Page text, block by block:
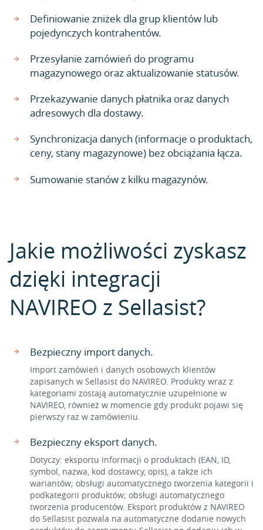
Definiowanie zniżek dla grup klientów lub
pojedynczych kontrahentów.
Przesyłanie zamówień do programu
magazynowego oraz aktualizowanie statusów.
Przekazywanie danych płatnika oraz danych
adresowych dla dostawy.
Synchronizacja danych (informacje o produktach,
ceny, stany magazynowe) bez obciążania łącza.
Sumowanie stanów z kilku magazynów.
Jakie możliwości zyskasz
dzięki integracji
NAVIREO z Sellasist?
Bezpieczny import danych.
Import zamówień i danych osobowych klientów
zapisanych w Sellasist do NAVIREO. Produkty wraz z
kategoriami zostają automatycznie uzupełnione w
NAVIREO, również w momencie gdy produkt pojawi się
pierwszy raz w zamówieniu.
Bezpieczny eksport danych.
Dotyczy: eksportu informacji o produktach (EAN, ID,
symbol, nazwa, kod dostawcy, opis), a także ich
wariantów; obsługi automatycznego tworzenia kategorii i
podkategorii produktów; obsługi automatycznego
tworzenia producentów. Eksport produktów z NAVIREO
do Sellasist pozwala na automatyczne dodanie nowych